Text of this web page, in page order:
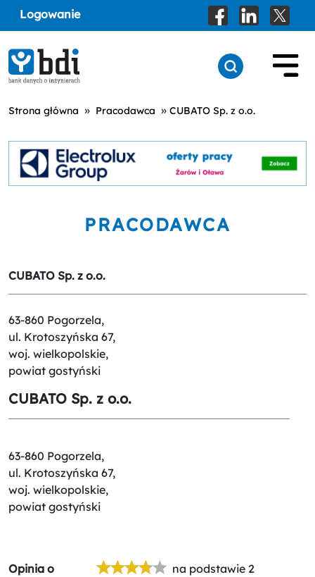
Logowanie
Strona główna » Pracodawca » CUBATO Sp. z o.o.
PRACODAWCA
CUBATO Sp. z o.o.
63-860 Pogorzela,
ul. Krotoszyńska 67,
woj. wielkopolskie,
powiat gostyński
CUBATO Sp. z o.o.
63-860 Pogorzela,
ul. Krotoszyńska 67,
woj. wielkopolskie,
powiat gostyński
Opinia o
na podstawie 2